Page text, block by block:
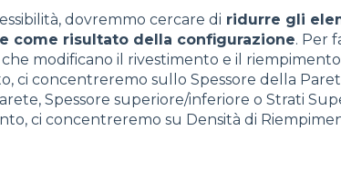
dovremmo cercare di ridurre gli
come risultato della configurazione. Per
modificano il rivestimento e il
ci concentreremo sullo Spessore della
Spessore superiore/inferiore o Strati
ci concentreremo su Densità di